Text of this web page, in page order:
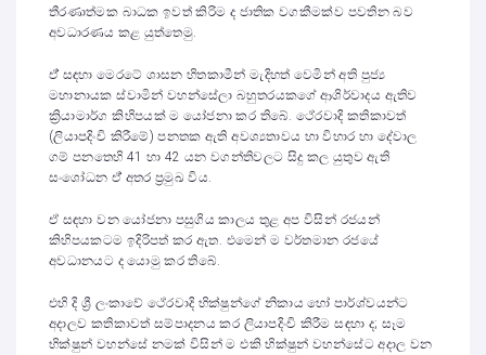
තීරණාත්මක බාධක ඉවත් කිරිම ද ජාතික වගකීමක්ව පවතින බව
අවධාරණය කළ යුත්තෙමු.
ඒ් සඳහා මෙරටේ ශාසන හිතකාමීන් මැදිහත් වෙමින් අති පුජ්‍ය
මහානායක ස්වාමින් වහන්සේලා බහුතරයකගේ ආශිර්වාදය ඇතිව
ක්‍රියාමාර්ග කිහිපයක් ම යෝජනා කර තිබේ. ථේරවාදි කතිකාවත්
(ලියාපදිංචි කිරීමේ) පනතක ඇති අවශ්‍යතාවය හා විහාර හා දේවාල
ගම් පනතෙහි 41 හා 42 යන වගන්තිවලට සිදු කල යුතුව ඇති
සංශෝධන ඒ් අතර ප්‍රමුඛ විය.
ඒ සඳහා වන යෝජනා පසුගිය කාලය තුළ අප විසින් රජයන්
කිහිපයකටම ඉදිරිපත් කර ඇත. එමෙන් ම වර්තමාන රජයේ
අවධානයට ද යොමු කර තිබේ.
එහි දි ශ්‍රී ලංකාවේ ථේරවාදි භික්ෂුන්ගේ නිකාය හෝ පාර්ශ්වයන්ට
අදාලව කතිකාවත් සම්පාදනය කර ලියාපදිංචි කිරීම සඳහා ද; සෑම
භික්ෂුන් වහන්සේ නමක් විසින් ම එකි භික්ෂුන් වහන්සේට අදාල වන